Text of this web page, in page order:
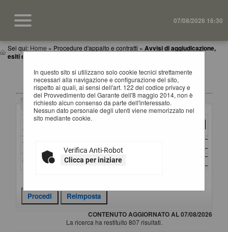
07/08/2026 16:30
Sei qui: Home » Procedure d'appalto e contratti » Avvisi di aggiudicazione,
esiti e affida...
In questo sito si utilizzano solo cookie tecnici strettamente
necessari alla navigazione e configurazione del sito,
rispetto ai quali, ai sensi dell'art. 122 del codice privacy e
del Provvedimento del Garante dell'8 maggio 2014, non è
richiesto alcun consenso da parte dell'interessato.
Nessun dato personale degli utenti viene memorizzato nel
sito mediante cookie.
Verifica Anti-Robot
Clicca per iniziare
AVVISI DI AGGIUDICAZIONE, ESITI E
AFFIDAMENTI
Criteri di ricerca
Stazione
appaltante :
Titolo :
CIG :
CONTENUTO AGGIORNATO AL 07/08/2026
La ricerca ha restituito 807 risultati.